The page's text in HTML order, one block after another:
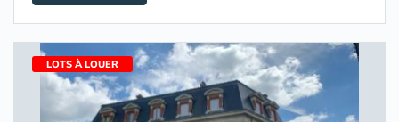
LOTS À LOUER